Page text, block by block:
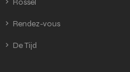
Rossel
Rendez-vous
De Tijd